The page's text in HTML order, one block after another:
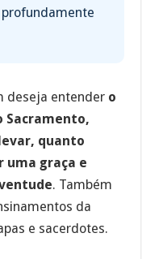
deseja entender o
Sacramento,
quanto
uma graça e
. Também
da
e sacerdotes.